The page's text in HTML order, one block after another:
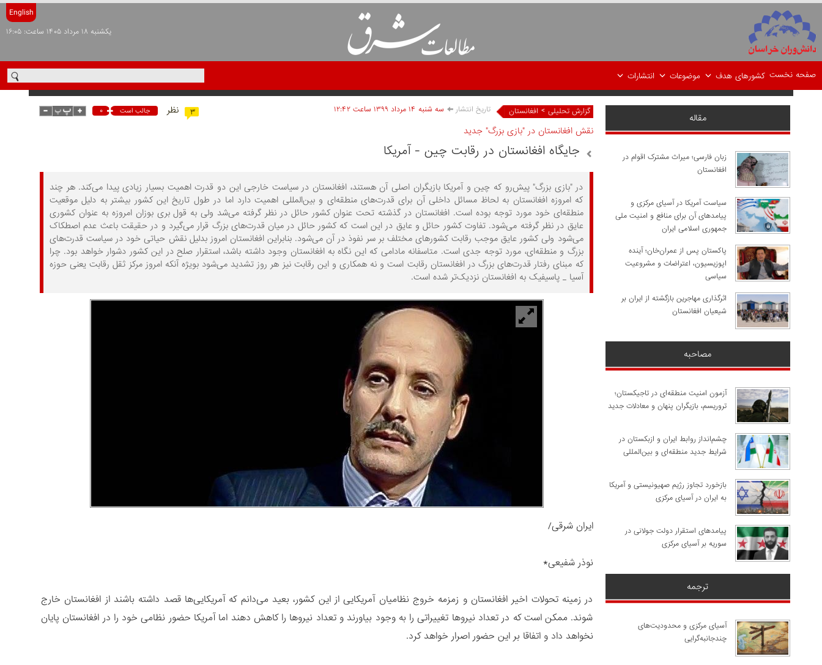
English
يکشنبه ۱۸ مرداد ۱۴۰۵ ساعت: ۱۶:۰۵
صفحه نخست کشورهای هدف موضوعات انتشارات
گزارش تحلیلی > افغانستان تاریخ انتشار سه شنبه ۱۴ مرداد ۱۳۹۹ ساعت ۱۲:۴۲ جالب است ۰ ۳
نظر
نقش افغانستان در "بازی بزرگ" جدید
جایگاه افغانستان در رقابت چین - آمریکا
در "بازی بزرگ" پیش‌رو که چین و آمریکا بازیگران اصلی آن هستند، افغانستان در سیاست خارجی این دو قدرت اهمیت بسیار زیادی پیدا می‌کند. هر چند
که امروزه افغانستان به لحاظ مسائل داخلی آن برای قدرت‌های منطقه‌ای و بین‌المللی اهمیت دارد اما در طول تاریخ این کشور بیشتر به دلیل موقعیت
منطقه‌ای خود مورد توجه بوده است. افغانستان در گذشته تحت عنوان کشور حائل در نظر گرفته می‌شد ولی به قول بری بوزان امروزه به عنوان کشوری
عایق در نظر گرفته می‌شود. تفاوت کشور حائل و عایق در این است که کشور حائل در میان قدرت‌های بزرگ قرار می‌گیرد و در حقیقت باعث عدم اصطکاک
می‌شود ولی کشور عایق موجب رقابت کشورهای مختلف بر سر نفوذ در آن می‌شود. بنابراین افغانستان امروز بدلیل نقش حیاتی خود در سیاست قدرت‌های
بزرگ و منطقه‌ای، مورد توجه جدی است. متاسفانه مادامی که این نگاه به افغانستان وجود داشته باشد، استقرار صلح در این کشور دشوار خواهد بود. چرا
که مبنای رفتار قدرت‌های بزرگ در افغانستان رقابت است و نه همکاری و این رقابت نیز هر روز تشدید می‌شود بویژه آنکه امروز مرکز ثقل رقابت یعنی حوزه
آسیا _ پاسیفیک به افغانستان نزدیک‌تر شده است.
ایران شرقی/
نوذر شفیعی*
در زمینه تحولات اخیر افغانستان و زمزمه خروج نظامیان آمریکایی از این کشور، بعید می‌دانم که آمریکایی‌ها قصد داشته باشند از افغانستان خارج
شوند. ممکن است که در تعداد نیروها تغییراتی را به وجود بیاورند و تعداد نیروها را کاهش دهند اما آمریکا حضور نظامی خود را در افغانستان پایان
نخواهد داد و اتفاقا بر این حضور اصرار خواهد کرد.
مقاله
زبان فارسی؛ میراث مشترک اقوام در
افغانستان
سیاست آمریکا در آسیای مرکزی و
پیامدهای آن برای منافع و امنیت ملی
جمهوری اسلامی ایران
پاکستان پس از عمران‌خان؛ آینده
اپوزیسیون، اعتراضات و مشروعیت
سیاسی
اثرگذاری مهاجرین بازگشته از ایران بر
شیعیان افغانستان
مصاحبه
آزمون امنیت منطقه‌ای در تاجیکستان؛
تروریسم، بازیگران پنهان و معادلات جدید
چشم‌انداز روابط ایران و ازبکستان در
شرایط جدید منطقه‌ای و بین‌المللی
​بازخورد تجاوز رژیم صهیونیستی و آمریکا
به ایران در آسیای مرکزی
پیامدهای استقرار دولت جولانی در
سوریه بر آسیای مرکزی
ترجمه
آسیای مرکزی و محدودیت‌های
چندجانبه‌گرایی